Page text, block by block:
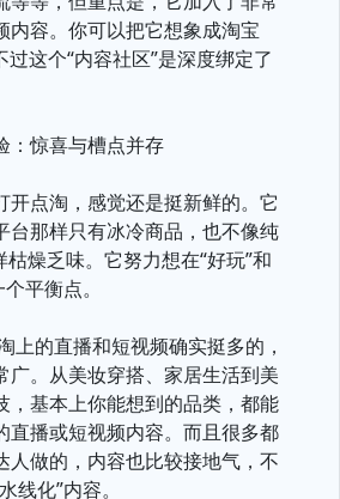
内容。你可以把它想象成淘宝
这个“内容社区”是深度绑定了
：惊喜与槽点并存
开点淘，感觉还是挺新鲜的。它
台那样只有冰冷商品，也不像纯
燥乏味。它努力想在“好玩”和
平衡点。
上的直播和短视频确实挺多的，
广。从美妆穿搭、家居生活到美
，基本上你能想到的品类，都能
直播或短视频内容。而且很多都
人做的，内容也比较接地气，不
线化”内容。